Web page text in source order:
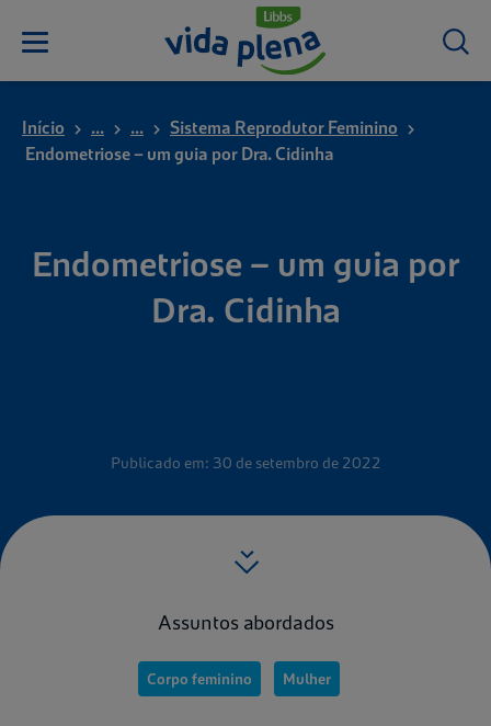
Início ... ...
Sistema Reprodutor Feminino
Endometriose – um guia por Dra. Cidinha
Endometriose – um guia por
Dra. Cidinha
Publicado em: 30 de setembro de 2022
Assuntos abordados
Corpo feminino Mulher